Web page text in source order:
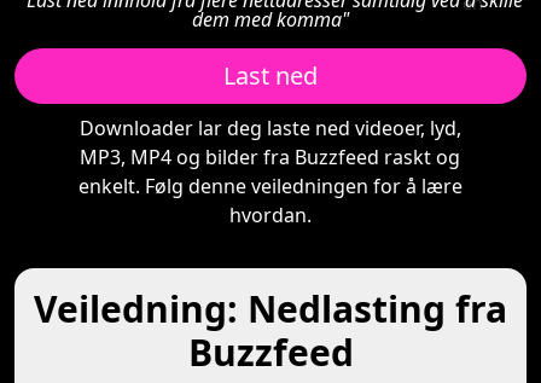
dem med komma"
Last ned
Downloader lar deg laste ned videoer, lyd,
MP3, MP4 og bilder fra Buzzfeed raskt og
enkelt. Følg denne veiledningen for å lære
hvordan.
Veiledning: Nedlasting fra
Buzzfeed